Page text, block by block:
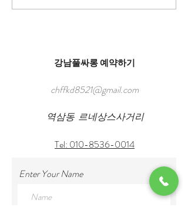
강남풀싸롱 예약하기
chffkd8521@gmail.com
역삼동 르네상스사거리
Tel: 010-8536-0014
Enter Your Name